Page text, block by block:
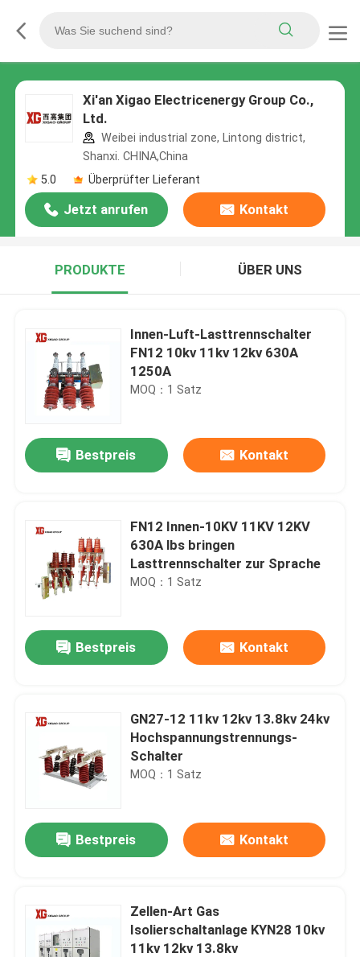
Xi'an Xigao Electricenergy Group Co.,
Ltd.
Weibei industrial zone, Lintong district,
Shanxi. CHINA,China
5.0
Überprüfter Lieferant
Jetzt anrufen Kontakt
PRODUKTE ÜBER UNS
Innen-Luft-Lasttrennschalter
FN12 10kv 11kv 12kv 630A
1250A
MOQ：1 Satz
Bestpreis Kontakt
FN12 Innen-10KV 11KV 12KV
630A lbs bringen
Lasttrennschalter zur Sprache
MOQ：1 Satz
Bestpreis Kontakt
GN27-12 11kv 12kv 13.8kv 24kv
Hochspannungstrennungs-
Schalter
MOQ：1 Satz
Bestpreis Kontakt
Zellen-Art Gas
Isolierschaltanlage KYN28 10kv
11kv 12kv 13.8kv